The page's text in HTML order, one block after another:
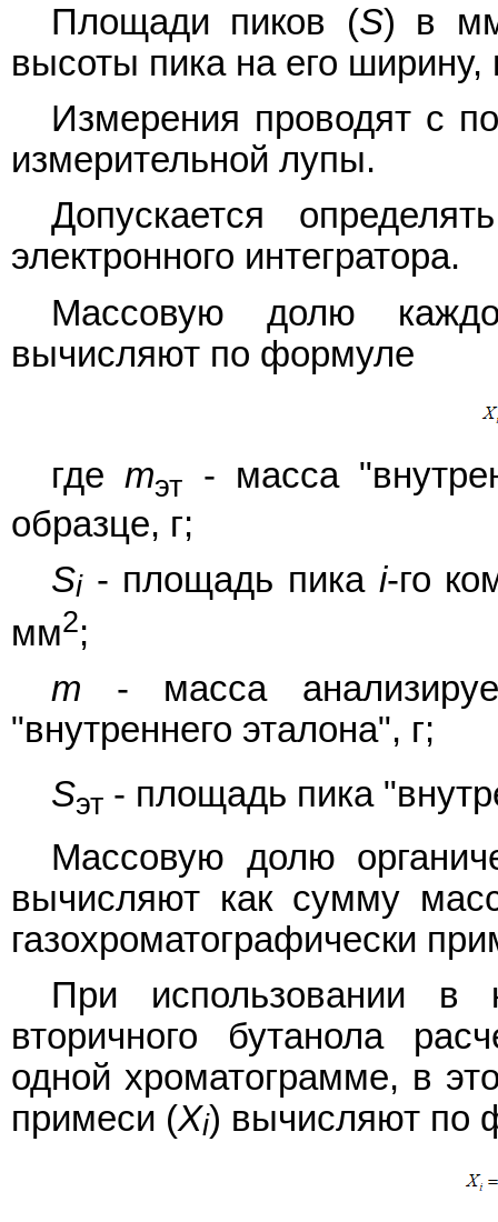
Площади пиков (S) в
высоты пика на его
Измерения проводят с
измерительной лупы.
Допускается
электронного интегратора.
Массовую долю
вычисляют по формуле
гдеmэт - масса
образце, г;
Si- площадь пика i-го
мм2;
m - масса
"внутреннего эталона", г;
Sэт - площадь пика
Массовую долю
вычисляют как сумму
газохроматографически
При использовании в
вторичного бутанола
одной хроматограмме, в
примеси (Xi) вычисляют по